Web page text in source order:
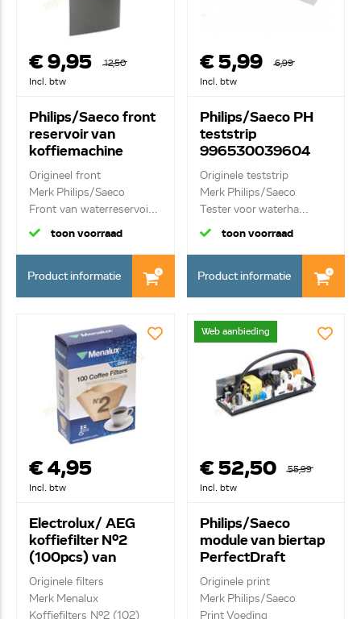
€ 9,95
12,50
Incl. btw
Philips/Saeco front
reservoir van
koffiemachine
996530072456
Origineel front
Merk Philips/Saeco
Front van waterreservoi...
toon voorraad
Product informatie
€ 5,99
6,99
Incl. btw
Philips/Saeco PH
teststrip
996530039604
HD5085
Originele teststrip
Merk Philips/Saeco
Tester voor waterha...
toon voorraad
Product informatie
€ 4,95
Incl. btw
Electrolux/ AEG
koffiefilter Nº2
(100pcs) van
koffiemachine
9002563139
Originele filters
Merk Menalux
Koffiefilters Nº2 (102)
Web aanbieding
€ 52,50
55,99
Incl. btw
Philips/Saeco
module van biertap
PerfectDraft
642001014861
Originele print
Merk Philips/Saeco
Print Voeding